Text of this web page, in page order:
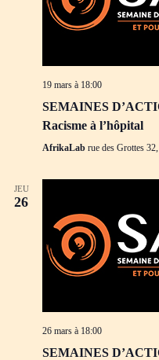
19 mars à 18:00
SEMAINES
Racisme à l’hôpital
AfrikaLab rue des Grottes
JEU
26
26 mars à 18:00
SEMAINES